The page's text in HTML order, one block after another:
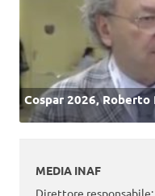
Cospar 2026, Roberto
MEDIA INAF
Direttore responsabile: